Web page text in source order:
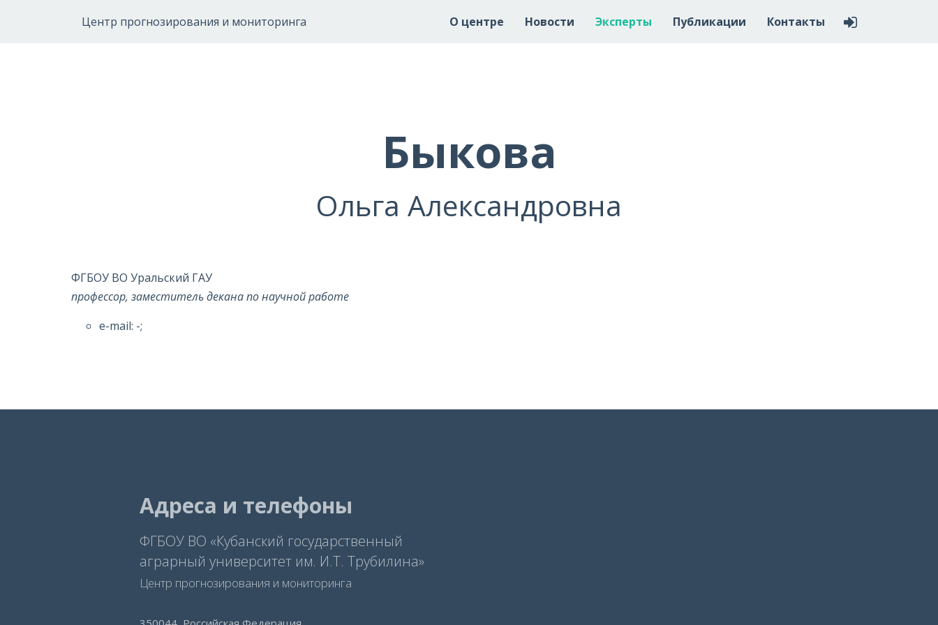
Центр прогнозирования и мониторинга О центре Новости Эксперты Публикации Контакты
Быкова
Ольга Александровна
ФГБОУ ВО Уральский ГАУ
профессор, заместитель декана по научной работе
e-mail: -;
Адреса и телефоны
ФГБОУ ВО «Кубанский государственный
аграрный университет им. И.Т. Трубилина»
Центр прогнозирования и мониторинга